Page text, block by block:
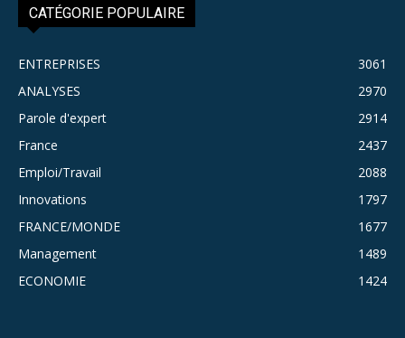
CATÉGORIE POPULAIRE
ENTREPRISES
3061
ANALYSES
2970
Parole d'expert
2914
France
2437
Emploi/Travail
2088
Innovations
1797
FRANCE/MONDE
1677
Management
1489
ECONOMIE
1424